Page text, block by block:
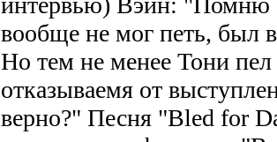
вообще не мог петь, был
Но тем не менее Тони
отказываемя от
верно?" Песня "Bled for